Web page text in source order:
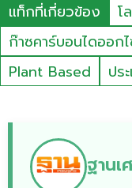
แท็กที่เกี่ยวข้อง โ
ก๊าซคาร์บอนไดออก
Plant Based
ปร
ฐาน